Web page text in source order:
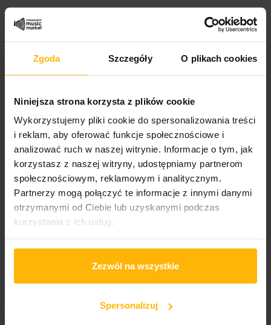
Zgoda Szczegóły O plikach cookies
Niniejsza strona korzysta z plików cookie
Wykorzystujemy pliki cookie do spersonalizowania treści
i reklam, aby oferować funkcje społecznościowe i
analizować ruch w naszej witrynie. Informacje o tym, jak
korzystasz z naszej witryny, udostępniamy partnerom
społecznościowym, reklamowym i analitycznym.
Partnerzy mogą połączyć te informacje z innymi danymi
otrzymanymi od Ciebie lub uzyskanymi podczas
korzystania z ich usług.
Zezwól na wszystkie
Spersonalizuj
Genre:
PRODUCT DETAILS
Album year
DJ Seinfeld
Released